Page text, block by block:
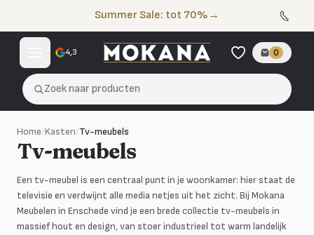
Summer Sale: tot 70% →
4,3 0
Zoek naar producten
Home/Kasten/Tv-meubels
Tv-meubels
Een tv-meubel is een centraal punt in je woonkamer: hier staat de
televisie en verdwijnt alle media netjes uit het zicht. Bij Mokana
Meubelen in Enschede vind je een brede collectie tv-meubels in
massief hout en design, van stoer industrieel tot warm landelijk